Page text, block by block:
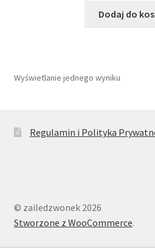
Dodaj do
Wyświetlanie jednego wyniku
Regulamin i Polityka
© zailedzwonek 2026
Stworzone z WooCommerce.